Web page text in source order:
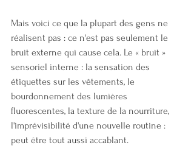
Mais voici ce que la plupart des gens ne
réalisent pas : ce n'est pas seulement le
bruit externe qui cause cela. Le « bruit »
sensoriel interne : la sensation des
étiquettes sur les vêtements, le
bourdonnement des lumières
fluorescentes, la texture de la nourriture,
l'imprévisibilité d'une nouvelle routine :
peut être tout aussi accablant.